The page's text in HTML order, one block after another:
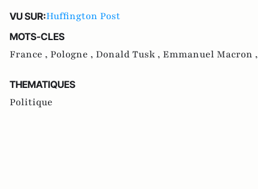
VU SUR:Huffington Post
MOTS-CLES
France , Pologne , Donald Tusk , Emmanuel Macron ,
THEMATIQUES
Politique